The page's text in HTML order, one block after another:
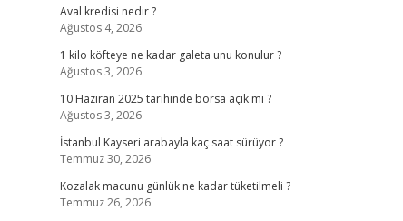
Aval kredisi nedir ?
Ağustos 4, 2026
1 kilo köfteye ne kadar galeta unu konulur ?
Ağustos 3, 2026
10 Haziran 2025 tarihinde borsa açık mı ?
Ağustos 3, 2026
İstanbul Kayseri arabayla kaç saat sürüyor ?
Temmuz 30, 2026
Kozalak macunu günlük ne kadar tüketilmeli ?
Temmuz 26, 2026